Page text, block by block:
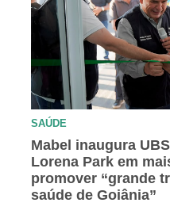
SAÚDE
Mabel inaugura
Lorena Park em
promover “grande
saúde de Goiânia”